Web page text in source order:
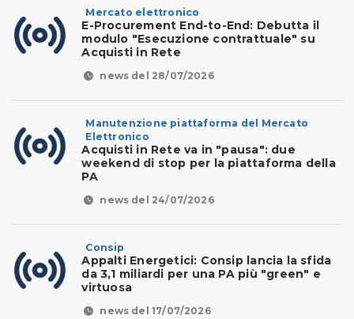
Mercato elettronico
E-Procurement End-to-End: Debutta il
modulo "Esecuzione contrattuale" su
Acquisti in Rete
news del 28/07/2026
Manutenzione piattaforma del Mercato
Elettronico
Acquisti in Rete va in "pausa": due
weekend di stop per la piattaforma della
PA
news del 24/07/2026
Consip
Appalti Energetici: Consip lancia la sfida
da 3,1 miliardi per una PA più "green" e
virtuosa
news del 17/07/2026